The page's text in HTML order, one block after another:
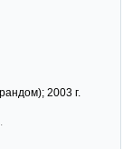
; 2003 г.